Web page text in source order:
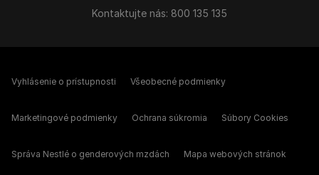
Kontaktujte nás: 800 135 135
Vyhlásenie o prístupnosti Všeobecné podmienky
Marketingové podmienky Ochrana súkromia Súbory Cookies
Správa Nestlé o genderových mzdách Mapa webových stránok